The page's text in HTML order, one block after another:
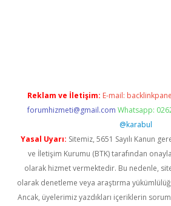
Reklam ve İletişim: E-mail:
forumhizmeti@gmail.com Whatsapp:
@karabul
Yasal Uyarı: Sitemiz, 5651 Sayılı Kanun
ve İletişim Kurumu (BTK) tarafından
olarak hizmet vermektedir. Bu nedenle,
olarak denetleme veya araştırma
Ancak, üyelerimiz yazdıkları içeriklerin